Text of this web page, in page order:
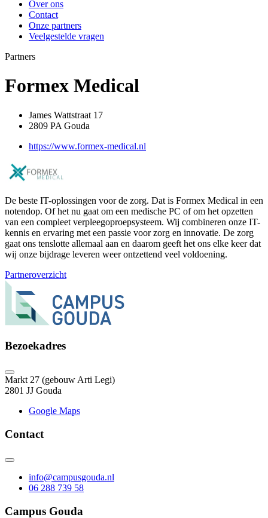
Over ons
Contact
Onze partners
Veelgestelde vragen
Partners
Formex Medical
James Wattstraat 17
2809 PA Gouda
https://www.formex-medical.nl
De beste IT-oplossingen voor de zorg. Dat is Formex Medical in een
notendop. Of het nu gaat om een medische PC of om het opzetten
van een compleet verpleegoproepsysteem. Wij combineren onze IT-
kennis en ervaring met een passie voor zorg en innovatie. De zorg
gaat ons tenslotte allemaal aan en daarom geeft het ons elke keer dat
wij onze bijdrage leveren weer ontzettend veel voldoening.
Partneroverzicht
Bezoekadres
Markt 27 (gebouw Arti Legi)
2801 JJ Gouda
Google Maps
Contact
info@campusgouda.nl
06 288 739 58
Campus Gouda